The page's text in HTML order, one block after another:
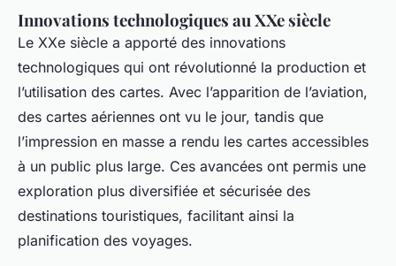
Innovations technologiques au XXe siècle
Le XXe siècle a apporté des innovations
technologiques qui ont révolutionné la production et
l’utilisation des cartes. Avec l’apparition de l’aviation,
des cartes aériennes ont vu le jour, tandis que
l’impression en masse a rendu les cartes accessibles
à un public plus large. Ces avancées ont permis une
exploration plus diversifiée et sécurisée des
destinations touristiques, facilitant ainsi la
planification des voyages.